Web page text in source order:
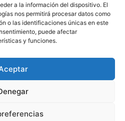
a la información del dispositivo. El
nos permitirá procesar datos como
o las identificaciones únicas en este
puede afectar
y funciones.